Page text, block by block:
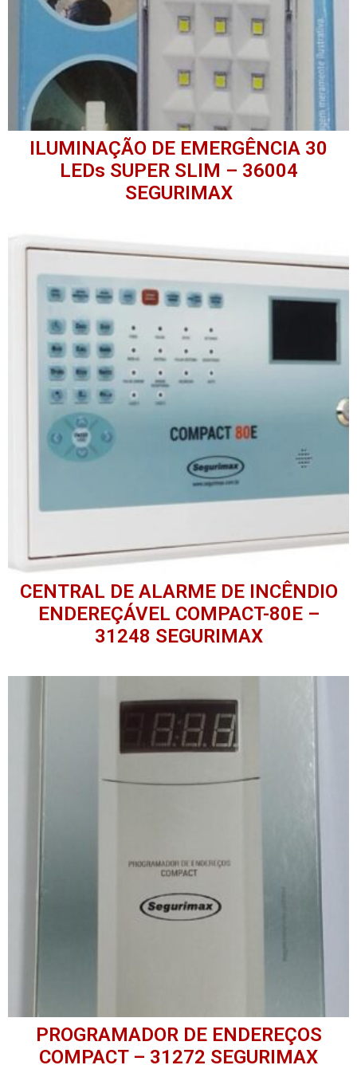
ILUMINAÇÃO DE EMERGÊNCIA 30
LEDs SUPER SLIM – 36004
SEGURIMAX
CENTRAL DE ALARME DE INCÊNDIO
ENDEREÇÁVEL COMPACT-80E –
31248 SEGURIMAX
PROGRAMADOR DE ENDEREÇOS
COMPACT – 31272 SEGURIMAX